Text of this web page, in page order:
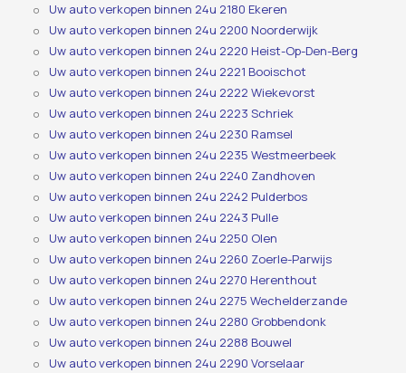
Uw auto verkopen binnen 24u 2180 Ekeren
Uw auto verkopen binnen 24u 2200 Noorderwijk
Uw auto verkopen binnen 24u 2220 Heist-Op-Den-Berg
Uw auto verkopen binnen 24u 2221 Booischot
Uw auto verkopen binnen 24u 2222 Wiekevorst
Uw auto verkopen binnen 24u 2223 Schriek
Uw auto verkopen binnen 24u 2230 Ramsel
Uw auto verkopen binnen 24u 2235 Westmeerbeek
Uw auto verkopen binnen 24u 2240 Zandhoven
Uw auto verkopen binnen 24u 2242 Pulderbos
Uw auto verkopen binnen 24u 2243 Pulle
Uw auto verkopen binnen 24u 2250 Olen
Uw auto verkopen binnen 24u 2260 Zoerle-Parwijs
Uw auto verkopen binnen 24u 2270 Herenthout
Uw auto verkopen binnen 24u 2275 Wechelderzande
Uw auto verkopen binnen 24u 2280 Grobbendonk
Uw auto verkopen binnen 24u 2288 Bouwel
Uw auto verkopen binnen 24u 2290 Vorselaar